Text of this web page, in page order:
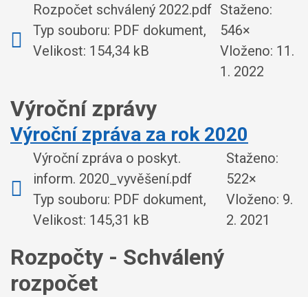
Rozpočet schválený 2022.pdf
Typ souboru: PDF dokument,
Velikost: 154,34 kB
Staženo:
546×
Vloženo: 11.
1. 2022
Výroční zprávy
Výroční zpráva za rok 2020
Výroční zpráva o poskyt.
inform. 2020_vyvěšení.pdf
Typ souboru: PDF dokument,
Velikost: 145,31 kB
Staženo:
522×
Vloženo: 9.
2. 2021
Rozpočty - Schválený
rozpočet